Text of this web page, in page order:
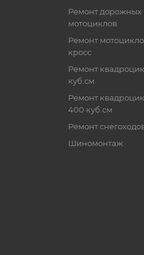
Ремонт дорожных
мотоциклов
Ремонт
кросс
Ремонт
куб.см
Ремонт
400 куб.см
Ремонт
Шиномонтаж